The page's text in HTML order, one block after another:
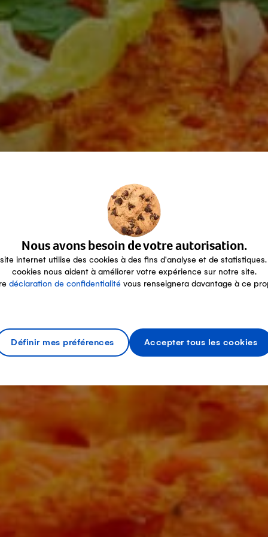
Nous avons besoin de votre autorisation.
internet utilise des cookies à des fins d'analyse et de statistiques.
cookies nous aident à améliorer votre expérience sur notre site.
déclaration de confidentialité vous renseignera davantage à ce
Définir mes préférences Accepter tous les cookies